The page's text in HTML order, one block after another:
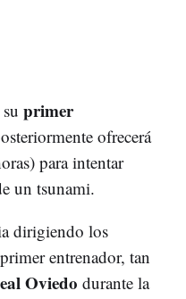
primer
ofrecerá
para intentar
un tsunami.
dirigiendo los
entrenador, tan
Oviedo durante la